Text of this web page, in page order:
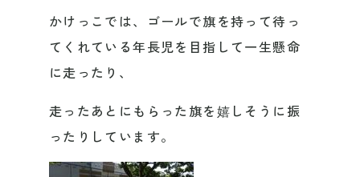
かけっこでは、ゴールで旗を持って待っ
てくれている年長児を目指して一生懸命
に走ったり、
走ったあとにもらった旗を嬉しそうに振
ったりしています。